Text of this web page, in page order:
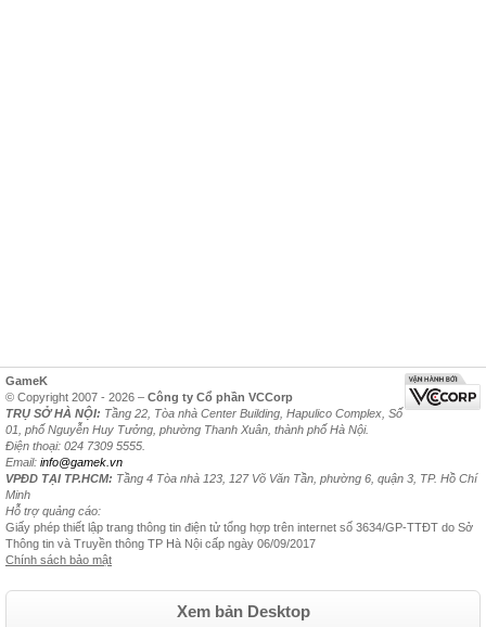
GameK
© Copyright 2007 - 2026 – Công ty Cổ phần VCCorp
TRỤ SỞ HÀ NỘI: Tầng 22, Tòa nhà Center Building, Hapulico Complex, Số
01, phố Nguyễn Huy Tưởng, phường Thanh Xuân, thành phố Hà Nội.
Điện thoại: 024 7309 5555.
Email: info@gamek.vn
VPĐD TẠI TP.HCM: Tầng 4 Tòa nhà 123, 127 Võ Văn Tần, phường 6, quận 3, TP. Hồ Chí
Minh
Hỗ trợ quảng cáo:
Giấy phép thiết lập trang thông tin điện tử tổng hợp trên internet số 3634/GP-TTĐT do Sở
Thông tin và Truyền thông TP Hà Nội cấp ngày 06/09/2017
Chính sách bảo mật
Xem bản Desktop